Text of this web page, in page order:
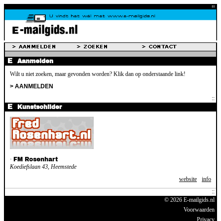
Aanmelden
Wilt u niet zoeken, maar gevonden worden? Klik dan op onderstaande link!
> AANMELDEN
Kunstschilder
· FM Rosenhart
Koediefslaan 43, Heemstede
website
info
© 2026 E-mailgids.nl
Voorwaarden
Privacy